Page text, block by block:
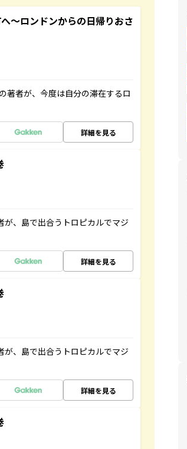
～ロンドンからの日帰りおさ
著者が、今度は自分の滞在するロ
詳細を見る
、島で出合うトロピカルでマジ
詳細を見る
、島で出合うトロピカルでマジ
詳細を見る